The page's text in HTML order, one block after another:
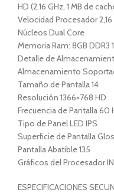
HD (2,16 GHz, 1 MB de
Velocidad Procesador 2,16
Núcleos Dual Core
Memoria Ram: 8GB DDR3
Detalle de
Almacenamiento
Tamaño de Pantalla 14
Resolución 1366×768 HD
Frecuencia de Pantalla 60
Tipo de Panel LED IPS
Superficie de Pantalla
Pantalla Abatible 135
Gráficos del Procesador
ESPECIFICACIONES